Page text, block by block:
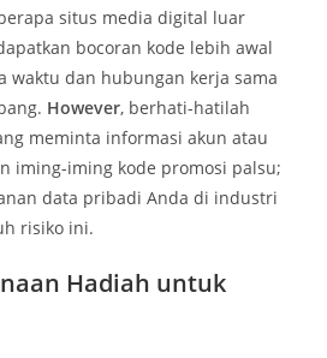
situs media digital luar
bocoran kode lebih awal
waktu dan hubungan kerja sama
However, berhati-hatilah
meminta informasi akun atau
iming-iming kode promosi palsu;
data pribadi Anda di industri
risiko ini.
Hadiah untuk